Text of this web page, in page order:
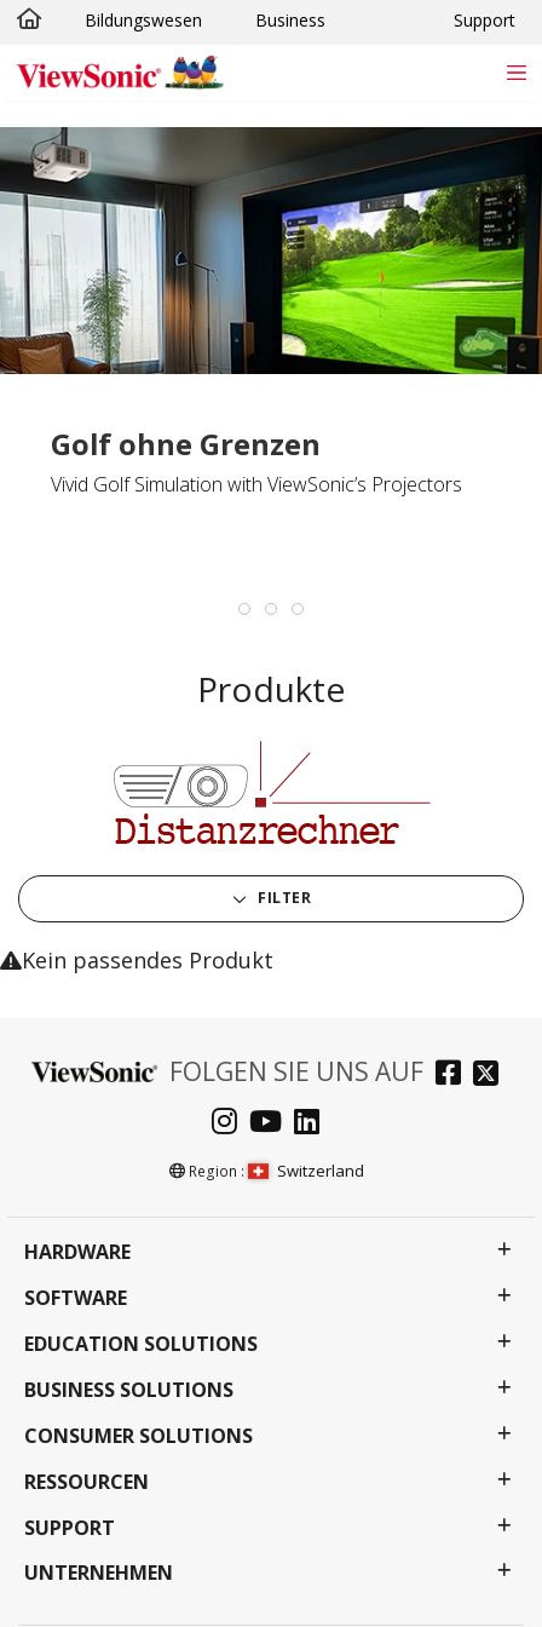
Skip to main content
Bildungswesen Business Support
Golf ohne Grenzen
Vivid Golf Simulation with ViewSonic’s Projectors
Produkte
FILTER
Kein passendes Produkt
FOLGEN SIE UNS AUF
Region : Switzerland
HARDWARE
SOFTWARE
EDUCATION SOLUTIONS
BUSINESS SOLUTIONS
CONSUMER SOLUTIONS
RESSOURCEN
SUPPORT
UNTERNEHMEN